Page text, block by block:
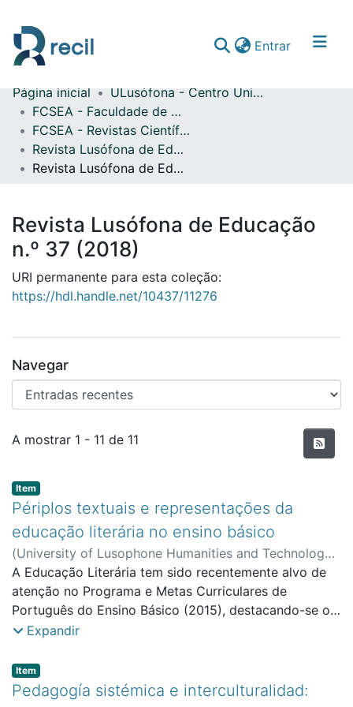
Entrar(current)
Comunidades & Coleções
Percorrer repositório
Estatísticas
Página inicial
ULusófona - Centro Universitário de Lisboa
FCSEA - Faculdade de Ciências Sociais, Educação e Administração
FCSEA - Revistas Científicas
Revista Lusófona de Educação
Revista Lusófona de Educação n.º 37 (2018)
Revista Lusófona de Educação
n.º 37 (2018)
URI permanente para esta coleção:
https://hdl.handle.net/10437/11276
Navegar
Entradas recentes
A mostrar 1 - 11 de 11
Item type:
Item,
Périplos textuais e representações da
educação literária no ensino básico
(University of Lusophone Humanities and Technology,
2018)Melão, Dulce;Faculdade de Ciências Sociais,
Educação e Administração
A Educação Literária tem sido recentemente alvo de
atenção no Programa e Metas Curriculares de
Português do Ensino Básico (2015), destacando-se o
seu contributo para a formação de leitores, sobretudo
itinerários que possam promover o ensino da
compreensão do texto literário. Neste estudo
Expandir
Item type:
Item,
Pedagogía sistémica e interculturalidad: